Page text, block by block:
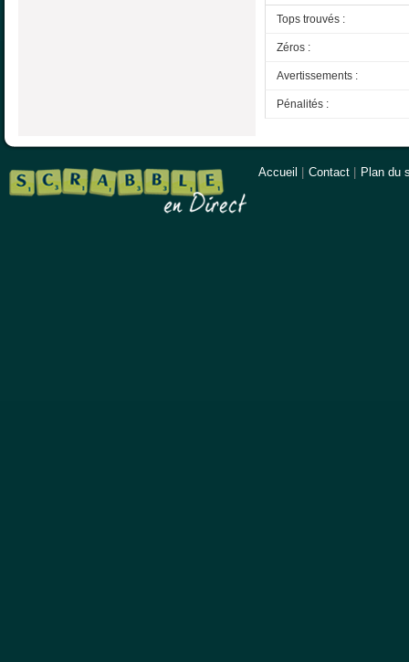
Tops trouvés :
Zéros :
Avertissements :
Pénalités :
Accueil Contact Plan du